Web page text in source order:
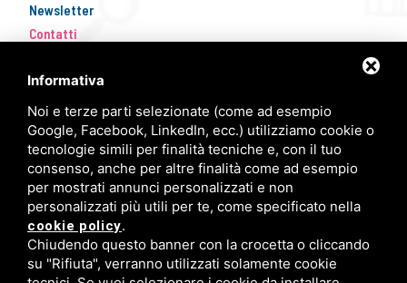
Newsletter
Contatti
FISM Newsletter
Compila il modulo e resta aggiornato!
Informativa
Noi e terze parti selezionate (come ad esempio
Google, Facebook, LinkedIn, ecc.) utilizziamo cookie o
tecnologie simili per finalità tecniche e, con il tuo
consenso, anche per altre finalità come ad esempio
per mostrati annunci personalizzati e non
personalizzati più utili per te, come specificato nella
cookie policy.
Chiudendo questo banner con la crocetta o cliccando
su "Rifiuta", verranno utilizzati solamente cookie